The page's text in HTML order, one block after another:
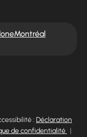
Montréal
: Déclaration
de confidentialité |